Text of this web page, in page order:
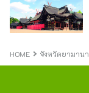
HOME จังหวัดยามาน